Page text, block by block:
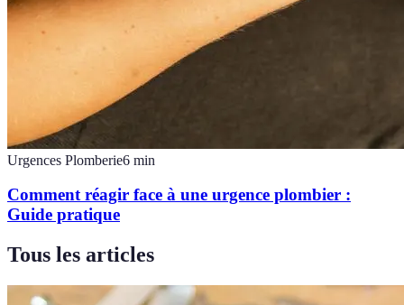
Urgences Plomberie6 min
Comment réagir face à une urgence plombier :
Guide pratique
Tous les articles